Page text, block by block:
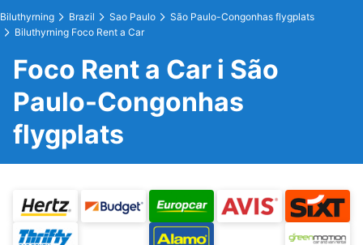
Biluthyrning Brazil Sao Paulo
São Paulo-Congonhas flygplats
Biluthyrning Foco Rent a Car
Foco Rent a Car i São
Paulo-Congonhas
flygplats